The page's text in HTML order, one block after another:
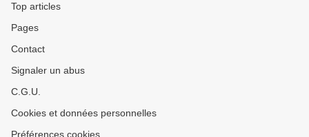
Top articles
Pages
Contact
Signaler un abus
C.G.U.
Cookies et données personnelles
Préférences cookies